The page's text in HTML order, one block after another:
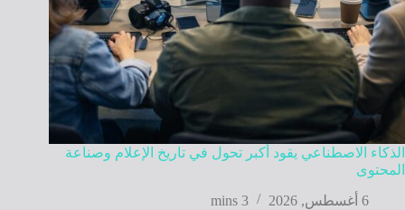
الذكاء الاصطناعي يقود أكبر تحول في تاريخ الإعلام وصناعة
المحتوى
6 أغسطس, 2026
3 mins